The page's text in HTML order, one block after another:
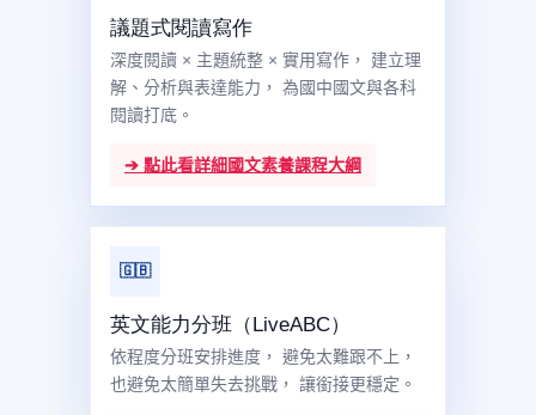
議題式閱讀寫作
深度閱讀 × 主題統整 × 實用寫作， 建立理
解、分析與表達能力， 為國中國文與各科
閱讀打底。
➔ 點此看詳細國文素養課程大綱
🇬🇧
英文能力分班（LiveABC）
依程度分班安排進度， 避免太難跟不上，
也避免太簡單失去挑戰， 讓銜接更穩定。